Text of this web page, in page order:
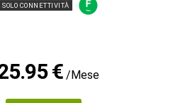
SOLO CONNETTIVITÀ
€ /Mese